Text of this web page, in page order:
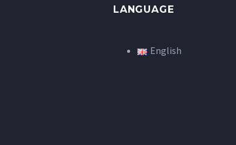
LANGUAGE
English